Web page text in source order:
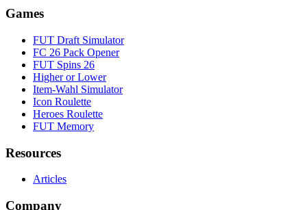
Games
FUT Draft Simulator
FC 26 Pack Opener
FUT Spins 26
Higher or Lower
Item-Wahl Simulator
Icon Roulette
Heroes Roulette
FUT Memory
Resources
Articles
Company